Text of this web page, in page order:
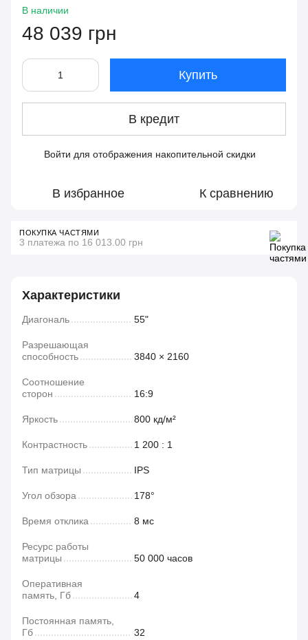
В наличии
48 039 грн
Купить
В кредит
Войти для отображения накопительной скидки
В избранное К сравнению
ПОКУПКА ЧАСТЯМИ
3 платежа по 16 013.00 грн
Характеристики
Диагональ 55"
Разрешающая
способность
3840 × 2160
Соотношение
сторон
16:9
Яркость 800 кд/м²
Контрастность 1 200 : 1
Тип матрицы IPS
Угол обзора 178°
Время отклика 8 мс
Ресурс работы
матрицы
50 000 часов
Оперативная
память, Гб
4
Постоянная память,
Гб
32